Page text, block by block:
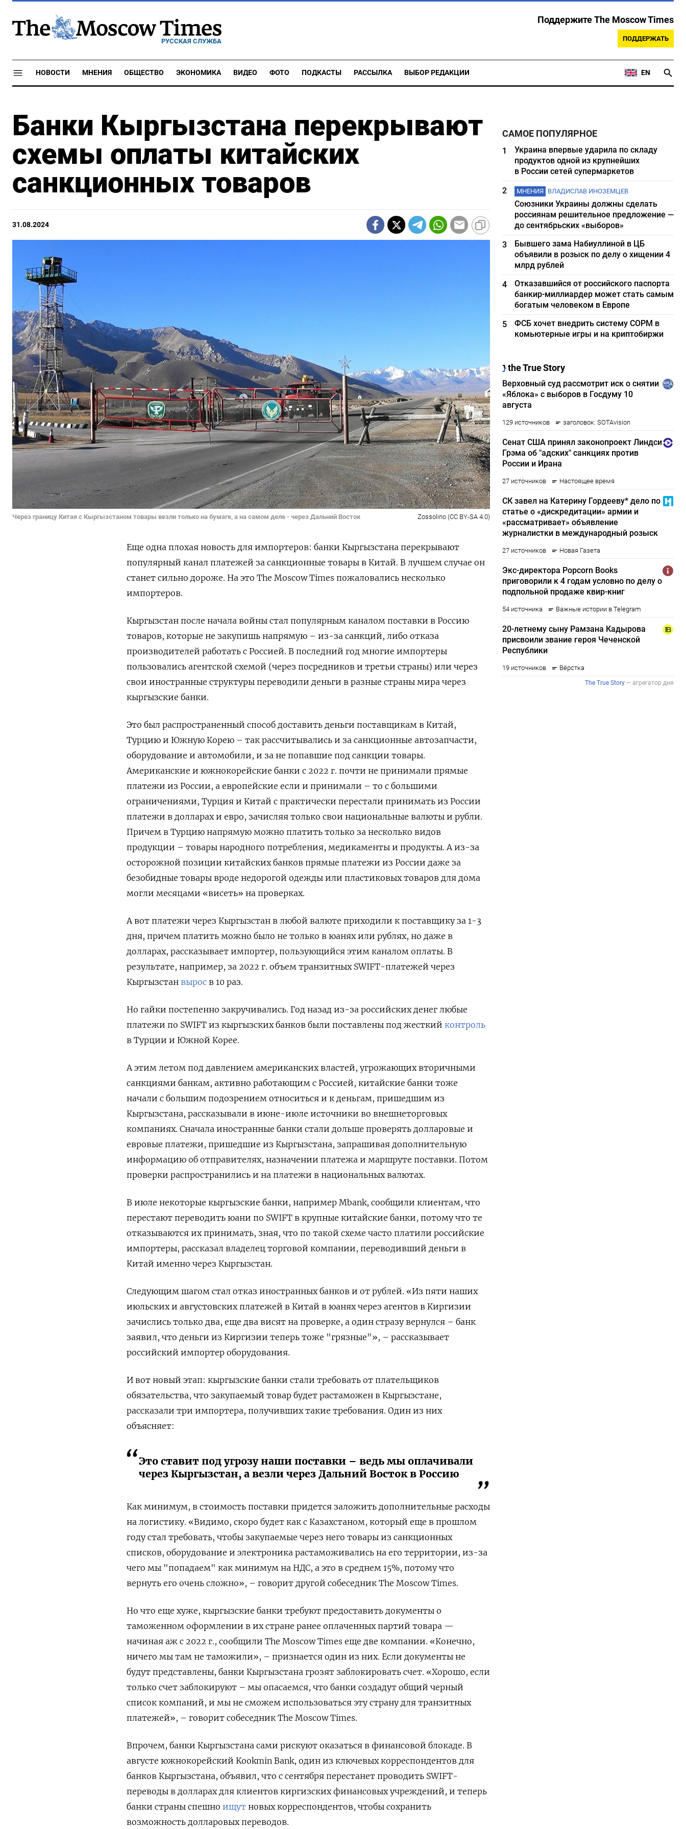
РУССКАЯ СЛУЖБА
Поддержите The Moscow Times
ПОДДЕРЖАТЬ
НОВОСТИ МНЕНИЯ ОБЩЕСТВО ЭКОНОМИКА ВИДЕО ФОТО ПОДКАСТЫ РАССЫЛКА ВЫБОР РЕДАКЦИИ EN
Банки Кыргызстана перекрывают
схемы оплаты китайских
санкционных товаров
31.08.2024
Через границу Китая с Кыргызстаном товары везли только на бумаге, а на самом деле - через Дальний Восток Zossolino (CC BY-SA 4.0)
Еще одна плохая новость для импортеров: банки Кыргызстана перекрывают
популярный канал платежей за санкционные товары в Китай. В лучшем случае он
станет сильно дороже. На это The Moscow Times пожаловались несколько
импортеров.
Кыргызстан после начала войны стал популярным каналом поставки в Россию
товаров, которые не закупишь напрямую – из-за санкций, либо отказа
производителей работать с Россией. В последний год многие импортеры
пользовались агентской схемой (через посредников и третьи страны) или через
свои иностранные структуры переводили деньги в разные страны мира через
кыргызские банки.
Это был распространенный способ доставить деньги поставщикам в Китай,
Турцию и Южную Корею – так рассчитывались и за санкционные автозапчасти,
оборудование и автомобили, и за не попавшие под санкции товары.
Американские и южнокорейские банки с 2022 г. почти не принимали прямые
платежи из России, а европейские если и принимали – то с большими
ограничениями, Турция и Китай с практически перестали принимать из России
платежи в долларах и евро, зачисляя только свои национальные валюты и рубли.
Причем в Турцию напрямую можно платить только за несколько видов
продукции – товары народного потребления, медикаменты и продукты. А из-за
осторожной позиции китайских банков прямые платежи из России даже за
безобидные товары вроде недорогой одежды или пластиковых товаров для дома
могли месяцами «висеть» на проверках.
А вот платежи через Кыргызстан в любой валюте приходили к поставщику за 1-3
дня, причем платить можно было не только в юанях или рублях, но даже в
долларах, рассказывает импортер, пользующийся этим каналом оплаты. В
результате, например, за 2022 г. объем транзитных SWIFT-платежей через
Кыргызстан вырос в 10 раз.
Но гайки постепенно закручивались. Год назад из-за российских денег любые
платежи по SWIFT из кыргызских банков были поставлены под жесткий контроль
в Турции и Южной Корее.
А этим летом под давлением американских властей, угрожающих вторичными
санкциями банкам, активно работающим с Россией, китайские банки тоже
начали с большим подозрением относиться и к деньгам, пришедшим из
Кыргызстана, рассказывали в июне-июле источники во внешнеторговых
компаниях. Сначала иностранные банки стали дольше проверять долларовые и
евровые платежи, пришедшие из Кыргызстана, запрашивая дополнительную
информацию об отправителях, назначении платежа и маршруте поставки. Потом
проверки распространились и на платежи в национальных валютах.
В июле некоторые кыргызские банки, например Mbank, сообщили клиентам, что
перестают переводить юани по SWIFT в крупные китайские банки, потому что те
отказываются их принимать, зная, что по такой схеме часто платили российские
импортеры, рассказал владелец торговой компании, переводивший деньги в
Китай именно через Кыргызстан.
Следующим шагом стал отказ иностранных банков и от рублей. «Из пяти наших
июльских и августовских платежей в Китай в юанях через агентов в Киргизии
зачислись только два, еще два висят на проверке, а один стразу вернулся – банк
заявил, что деньги из Киргизии теперь тоже "грязные"», – рассказывает
российский импортер оборудования.
И вот новый этап: кыргызские банки стали требовать от плательщиков
обязательства, что закупаемый товар будет растаможен в Кыргызстане,
рассказали три импортера, получивших такие требования. Один из них
объясняет:
Это ставит под угрозу наши поставки – ведь мы оплачивали
через Кыргызстан, а везли через Дальний Восток в Россию
Как минимум, в стоимость поставки придется заложить дополнительные расходы
на логистику. «Видимо, скоро будет как с Казахстаном, который еще в прошлом
году стал требовать, чтобы закупаемые через него товары из санкционных
списков, оборудование и электроника растаможивались на его территории, из-за
чего мы "попадаем" как минимум на НДС, а это в среднем 15%, потому что
вернуть его очень сложно», – говорит другой собеседник The Moscow Times.
Но что еще хуже, кыргызские банки требуют предоставить документы о
таможенном оформлении в их стране ранее оплаченных партий товара —
начиная аж с 2022 г., сообщили The Moscow Times еще две компании. «Конечно,
ничего мы там не таможили», – признается один из них. Если документы не
будут представлены, банки Кыргызстана грозят заблокировать счет. «Хорошо, если
только счет заблокируют – мы опасаемся, что банки создадут общий черный
список компаний, и мы не сможем использоваться эту страну для транзитных
платежей», – говорит собеседник The Moscow Times.
Впрочем, банки Кыргызстана сами рискуют оказаться в финансовой блокаде. В
августе южнокорейский Kookmin Bank, один из ключевых корреспондентов для
банков Кыргызстана, объявил, что с сентября перестанет проводить SWIFT-
переводы в долларах для клиентов киргизских финансовых учреждений, и теперь
банки страны спешно ищут новых корреспондентов, чтобы сохранить
возможность долларовых переводов.
САМОЕ ПОПУЛЯРНОЕ
1
Украина впервые ударила по складу
продуктов одной из крупнейших
в России сетей супермаркетов
2
МНЕНИЯ ВЛАДИСЛАВ ИНОЗЕМЦЕВ
Союзники Украины должны сделать
россиянам решительное предложение —
до сентябрьских «выборов»
3
Бывшего зама Набиуллиной в ЦБ
объявили в розыск по делу о хищении 4
млрд рублей
4
Отказавшийся от российского паспорта
банкир-миллиардер может стать самым
богатым человеком в Европе
5
ФСБ хочет внедрить систему СОРМ в
комьютерные игры и на криптобиржи